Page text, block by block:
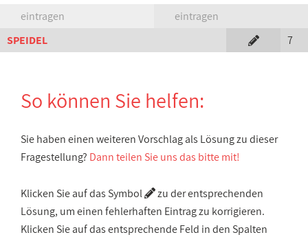
eintragen
eintragen
SPEIDEL
7
So können Sie helfen:
Sie haben einen weiteren Vorschlag als Lösung zu dieser
Fragestellung? Dann teilen Sie uns das bitte mit!
Klicken Sie auf das Symbol
zu der entsprechenden
Lösung, um einen fehlerhaften Eintrag zu korrigieren.
Klicken Sie auf das entsprechende Feld in den Spalten